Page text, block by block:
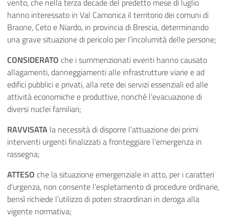
vento, che nella terza decade del predetto mese di luglio
hanno interessato in Val Camonica il territorio dei comuni di
Braone, Ceto e Niardo, in provincia di Brescia, determinando
una grave situazione di pericolo per l’incolumità delle persone;
CONSIDERATO che i summenzionati eventi hanno causato
allagamenti, danneggiamenti alle infrastrutture viarie e ad
edifici pubblici e privati,alla rete dei servizi essenziali ed alle
attività economiche e produttive, nonché l’evacuazione di
diversi nuclei familiari;
RAVVISATA la necessità di disporre l’attuazione dei primi
interventi urgenti finalizzati a fronteggiare l’emergenza in
rassegna;
ATTESO che la situazione emergenziale in atto, per i caratteri
d’urgenza, non consente l’espletamento di procedure ordinarie,
bensì richiede l’utilizzo di poteri straordinari in deroga alla
vigente normativa;